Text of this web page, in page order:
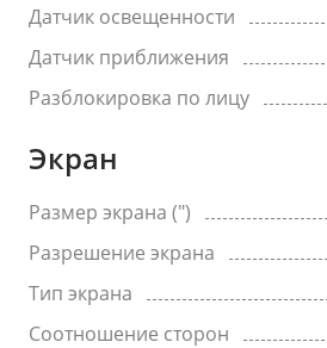
Датчик освещенности
Датчик приближения
Разблокировка по лицу
Экран
Размер экрана (")
Разрешение экрана
Тип экрана
Соотношение сторон